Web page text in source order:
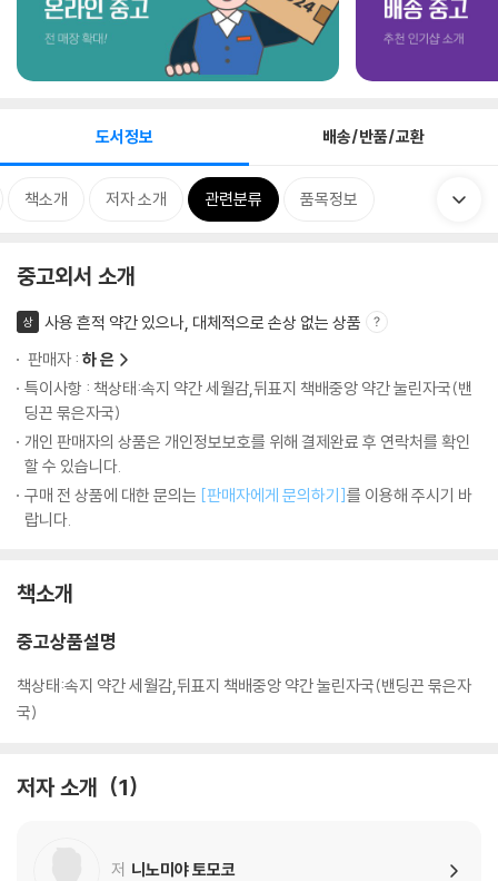
도서정보 배송/반품/교환
책소개 저자 소개 관련분류 품목정보
중고외서 소개
상
사용 흔적 약간 있으나, 대체적으로 손상 없는 상품
판매자 : 하 은
특이사항 : 책상태:속지 약간 세월감,뒤표지 책배중앙 약간 눌린자국(밴
딩끈 묶은자국)
개인 판매자의 상품은 개인정보보호를 위해 결제완료 후 연락처를 확인
할 수 있습니다.
구매 전 상품에 대한 문의는 [판매자에게 문의하기]를 이용해 주시기 바
랍니다.
책소개
중고상품설명
책상태:속지 약간 세월감,뒤표지 책배중앙 약간 눌린자국(밴딩끈 묶은자
국)
저자 소개 1
저 니노미야 토모코